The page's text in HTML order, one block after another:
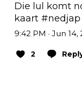
Die lul komt
kaart #nedjap
9:42 PM · Jun 14,
2